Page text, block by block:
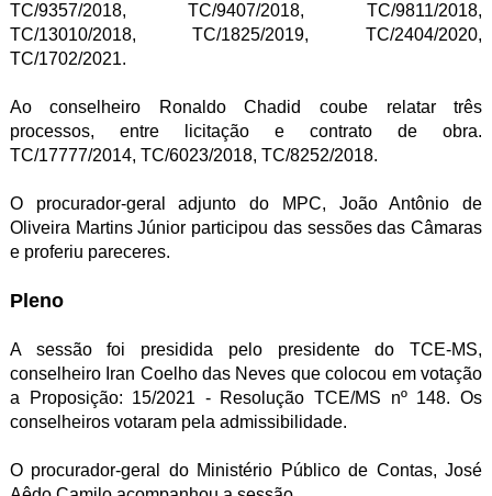
TC/9357/2018, TC/9407/2018, TC/9811/2018,
TC/13010/2018, TC/1825/2019, TC/2404/2020,
TC/1702/2021.
Ao conselheiro Ronaldo Chadid coube relatar três
processos, entre licitação e contrato de obra.
TC/17777/2014, TC/6023/2018, TC/8252/2018.
O procurador-geral adjunto do MPC, João Antônio de
Oliveira Martins Júnior participou das sessões das Câmaras
e proferiu pareceres.
Pleno
A sessão foi presidida pelo presidente do TCE-MS,
conselheiro Iran Coelho das Neves que colocou em votação
a Proposição: 15/2021 - Resolução TCE/MS nº 148. Os
conselheiros votaram pela admissibilidade.
O procurador-geral do Ministério Público de Contas, José